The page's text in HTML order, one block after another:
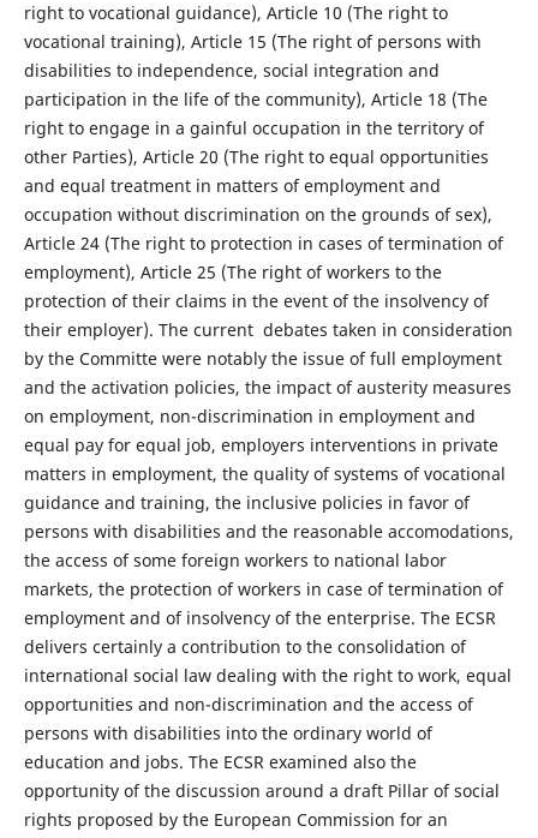
right to vocational guidance), Article 10 (The right to
vocational training), Article 15 (The right of persons with
disabilities to independence, social integration and
participation in the life of the community), Article 18 (The
right to engage in a gainful occupation in the territory of
other Parties), Article 20 (The right to equal opportunities
and equal treatment in matters of employment and
occupation without discrimination on the grounds of sex),
Article 24 (The right to protection in cases of termination of
employment), Article 25 (The right of workers to the
protection of their claims in the event of the insolvency of
their employer). The current debates taken in consideration
by the Committe were notably the issue of full employment
and the activation policies, the impact of austerity measures
on employment, non-discrimination in employment and
equal pay for equal job, employers interventions in private
matters in employment, the quality of systems of vocational
guidance and training, the inclusive policies in favor of
persons with disabilities and the reasonable accomodations,
the access of some foreign workers to national labor
markets, the protection of workers in case of termination of
employment and of insolvency of the enterprise. The ECSR
delivers certainly a contribution to the consolidation of
international social law dealing with the right to work, equal
opportunities and non-discrimination and the access of
persons with disabilities into the ordinary world of
education and jobs. The ECSR examined also the
opportunity of the discussion around a draft Pillar of social
rights proposed by the European Commission for an